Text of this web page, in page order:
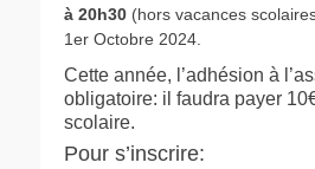
à 20h30 (hors vacances
1er Octobre 2024.
Cette année, l’adhésion à
obligatoire: il faudra payer
scolaire.
Pour s’inscrire: